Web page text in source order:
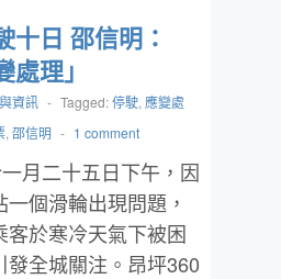
十日 邵信明：
處理」
資訊 - Tagged:停駛, 應變處
, 邵信明 - 1 comment
月二十五日下午，因
個滑輪出現問題，
客於寒冷天氣下被困
發全城關注。昂坪360